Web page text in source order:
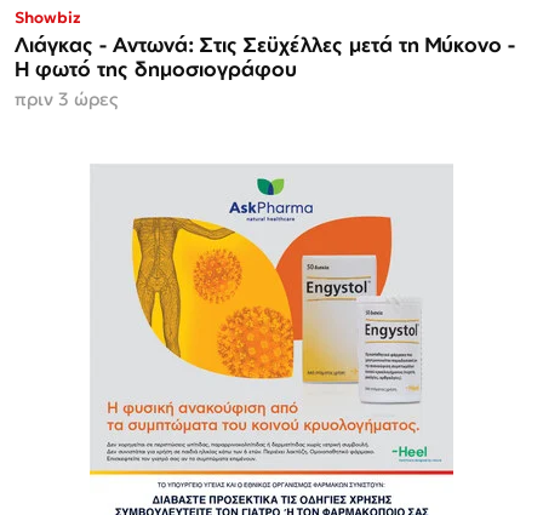
Showbiz
Λιάγκας - Αντωνά: Στις Σεϋχέλλες μετά τη Μύκονο -
Η φωτό της δημοσιογράφου
πριν 3 ώρες